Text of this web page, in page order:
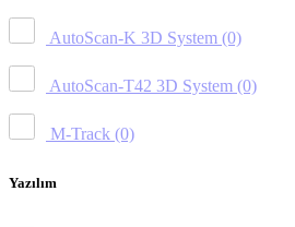
AutoScan-K 3D System (0)
AutoScan-T42 3D System (0)
M-Track (0)
Yazılım